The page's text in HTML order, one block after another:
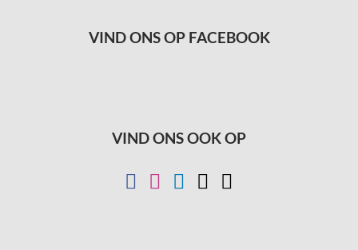
VIND ONS OP FACEBOOK
VIND ONS OOK OP